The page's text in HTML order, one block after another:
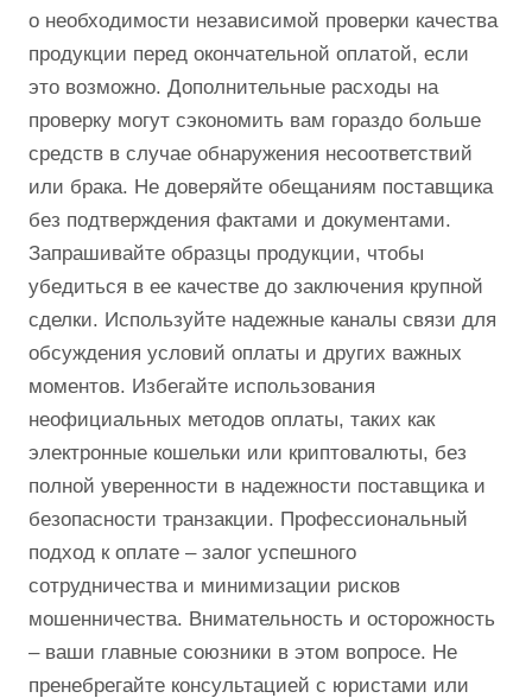
о необходимости независимой проверки качества
продукции перед окончательной оплатой, если
это возможно. Дополнительные расходы на
проверку могут сэкономить вам гораздо больше
средств в случае обнаружения несоответствий
или брака. Не доверяйте обещаниям поставщика
без подтверждения фактами и документами.
Запрашивайте образцы продукции, чтобы
убедиться в ее качестве до заключения крупной
сделки. Используйте надежные каналы связи для
обсуждения условий оплаты и других важных
моментов. Избегайте использования
неофициальных методов оплаты, таких как
электронные кошельки или криптовалюты, без
полной уверенности в надежности поставщика и
безопасности транзакции. Профессиональный
подход к оплате – залог успешного
сотрудничества и минимизации рисков
мошенничества. Внимательность и осторожность
– ваши главные союзники в этом вопросе. Не
пренебрегайте консультацией с юристами или